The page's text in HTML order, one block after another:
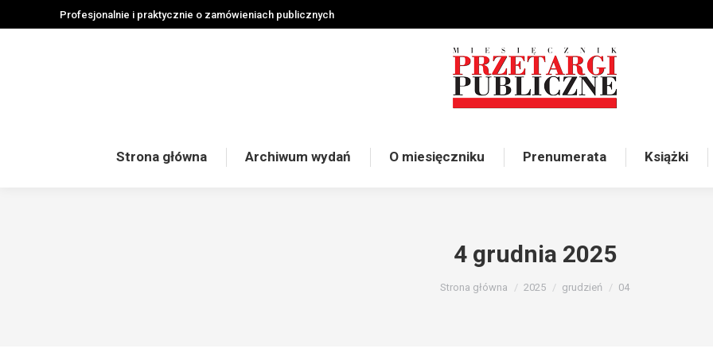
Profesjonalnie i praktycznie o zamówieniach publicznych
Strona główna Archiwum wydań O miesięczniku Prenumerata Książki
4 grudnia 2025
Strona główna 2025 grudzień 04